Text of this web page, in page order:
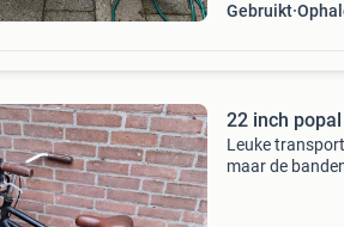
Gebruikt
22 inch
Leuke
maar de